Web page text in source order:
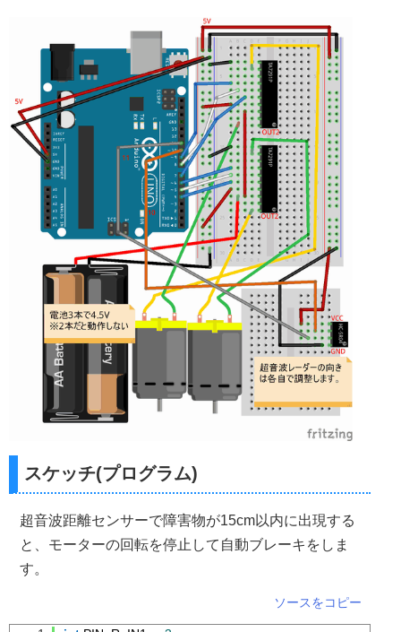
スケッチ(プログラム)
超音波距離センサーで障害物が15cm以内に出現する
と、モーターの回転を停止して自動ブレーキをしま
す。
ソースをコピー